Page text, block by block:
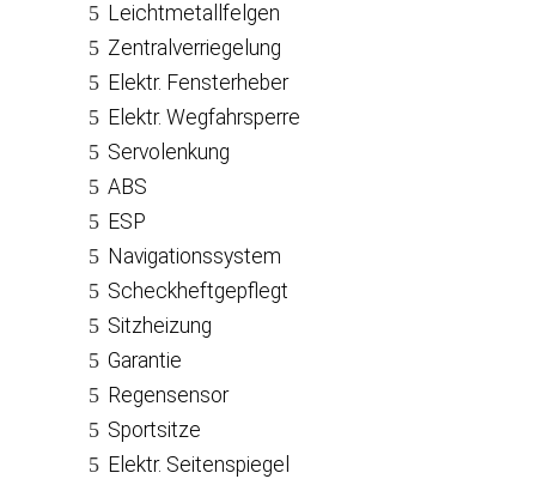
Leichtmetallfelgen
Zentralverriegelung
Elektr. Fensterheber
Elektr. Wegfahrsperre
Servolenkung
ABS
ESP
Navigationssystem
Scheckheftgepflegt
Sitzheizung
Garantie
Regensensor
Sportsitze
Elektr. Seitenspiegel